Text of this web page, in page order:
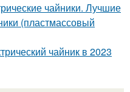
чайники. Лучшие
(пластмассовый
чайник в 2023